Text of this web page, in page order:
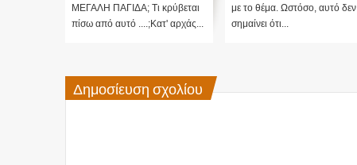
ΜΕΓΑΛΗ ΠΑΓΙΔΑ; Τι κρύβεται
πίσω από αυτό ....;Κατ' αρχάς...
με το θέμα. Ωστόσο, αυτό δεν
σημαίνει ότι...
Δημοσίευση σχολίου